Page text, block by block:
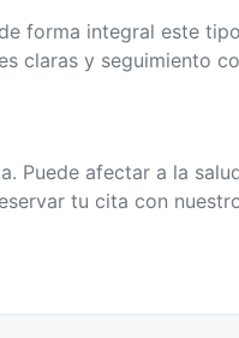
forma integral este
claras y seguimiento
Puede afectar a la
tu cita con